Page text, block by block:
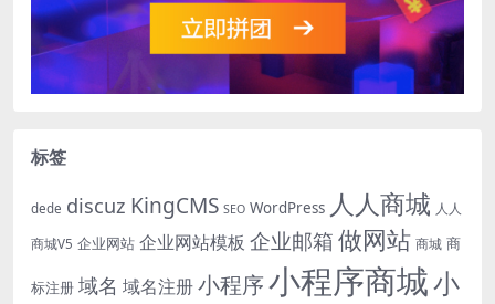
标签
dede discuz KingCMS SEO WordPress 人人商城 人人
商城V5 企业网站 企业网站模板 企业邮箱 做网站 商城 商
标注册 域名 域名注册小程序小程序商城小